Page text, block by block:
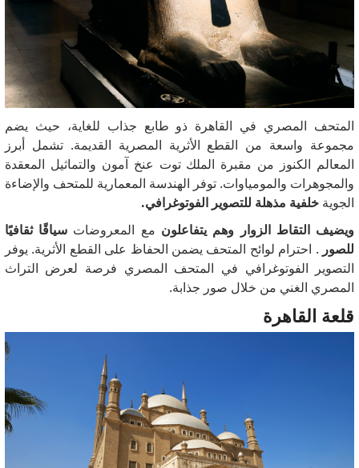
المتحف المصري في القاهرة ذو طابع جذاب للغاية، حيث يضم
مجموعة واسعة من القطع الأثرية المصرية القديمة.تشمل أبرز
المعالم الكنوز من مقبرة الملك توت عنخ آمون والتماثيل المعقدة
والمجوهرات والمومياوات. توفر الهندسة المعمارية للمتحف والإضاءة
الجوية خلفية مذهلة للتصوير الفوتوغرافي.
ويضيف التقاط الزوار وهم يتفاعلون مع المعروضات سياقًا ثقافيًا
للصور . احترام لوائح المتحف يضمن الحفاظ على القطع الأثرية. يوفر
التصوير الفوتوغرافي في المتحف المصري فرصة لعرض التراث
المصري الغني من خلال صور جذابة.
قلعة القاهرة